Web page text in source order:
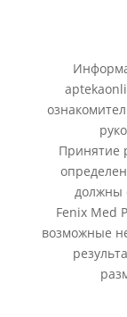
Принятие
должны
Fenix Med
возможные